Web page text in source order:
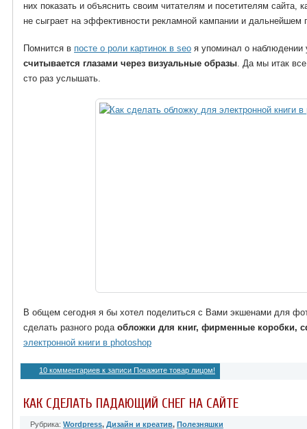
них показать и объяснить своим читателям и посетителям сайта,
не сыграет на эффективности рекламной кампании и дальнейшем
Помнится в посте о роли картинок в seo я упоминал о
считывается глазами через визуальные образы. Да мы итак
сто раз услышать.
В общем сегодня я бы хотел поделиться с Вами экшенами для
сделать разного рода обложки для книг, фирменные коробки,
электронной книги в photoshop
10 комментариев к записи Покажите товар лицом!
КАК СДЕЛАТЬ ПАДАЮЩИЙ СНЕГ НА САЙТЕ
Рубрика: Wordpress, Дизайн и креатив, Полезняшки